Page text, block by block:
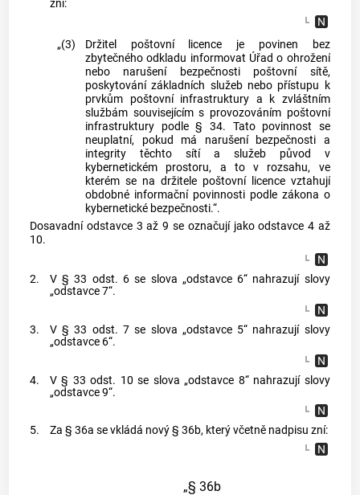
zní:
„(3)
Držitel poštovní licence je povinen bez
zbytečného odkladu informovat Úřad o ohrožení
nebo narušení bezpečnosti poštovní sítě,
poskytování základních služeb nebo přístupu k
prvkům poštovní infrastruktury a k zvláštním
službám souvisejícím s provozováním poštovní
infrastruktury podle § 34. Tato povinnost se
neuplatní, pokud má narušení bezpečnosti a
integrity těchto sítí a služeb původ v
kybernetickém prostoru, a to v rozsahu, ve
kterém se na držitele poštovní licence vztahují
obdobné informační povinnosti podle zákona o
kybernetické bezpečnosti.“.
Dosavadní odstavce 3 až 9 se označují jako odstavce 4 až
10.
2.
V § 33 odst. 6 se slova „odstavce 6“ nahrazují slovy
„odstavce 7“.
3.
V § 33 odst. 7 se slova „odstavce 5“ nahrazují slovy
„odstavce 6“.
4.
V § 33 odst. 10 se slova „odstavce 8“ nahrazují slovy
„odstavce 9“.
5. Za § 36a se vkládá nový § 36b, který včetně nadpisu zní:
„§ 36b